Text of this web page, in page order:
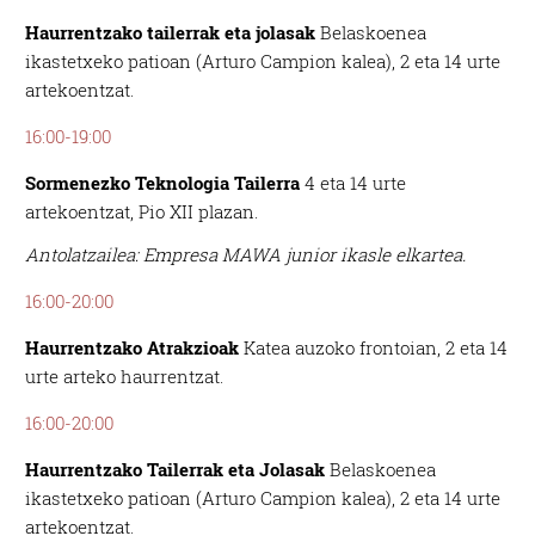
Haurrentzako tailerrak eta jolasak Belaskoenea
ikastetxeko patioan (Arturo Campion kalea), 2 eta 14 urte
artekoentzat.
16:00-19:00
Sormenezko Teknologia Tailerra 4 eta 14 urte
artekoentzat, Pio XII plazan.
Antolatzailea: Empresa MAWA junior ikasle elkartea.
16:00-20:00
Haurrentzako Atrakzioak Katea auzoko frontoian, 2 eta 14
urte arteko haurrentzat.
16:00-20:00
Haurrentzako Tailerrak eta Jolasak Belaskoenea
ikastetxeko patioan (Arturo Campion kalea), 2 eta 14 urte
artekoentzat.